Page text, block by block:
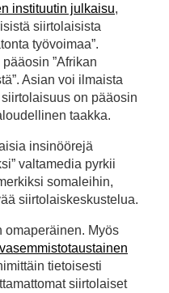
instituutin julkaisu,
siirtolaisista
työvoimaa”.
”Afrikan
Asian voi ilmaista
on pääosin
taakka.
insinöörejä
valtamedia pyrkii
somaleihin,
siirtolaiskeskustelua.
omaperäinen. Myös
vasemmistotaustainen
tietoisesti
siirtolaiset